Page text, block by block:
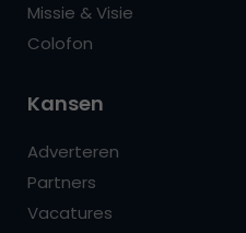
Missie & Visie
Colofon
Kansen
Adverteren
Partners
Vacatures